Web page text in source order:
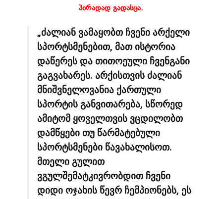
პირადად გადასცა.
„ძალიან ვამაყობთ ჩვენი არქელი
სპორტსმენებით, მათ ისტორია
დაწერეს და თითოეული ჩვენგანი
გაგვახარეს. არქისთვის ძალიან
მნიშვნელოვანია ქართული
სპორტის განვითარება, სწორედ
ამიტომ ყოველთვის ვცდილობთ
დამწყები თუ წარმატებული
სპორტსმენები წავახალისოთ.
მთელი გულით
ვგულშემატკივრობდით ჩვენი
დიდი ოჯახის წევრ ჩემპიონებს, ეს